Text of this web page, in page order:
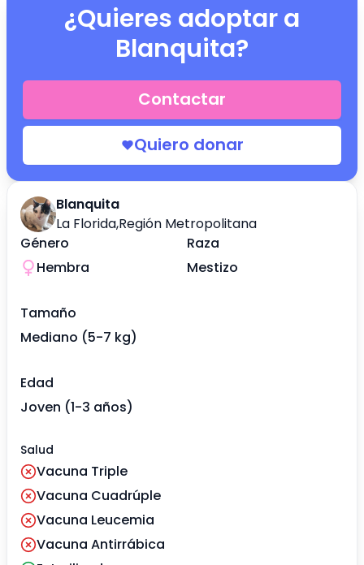
Blanquita
La Florida,Región Metropolitana
Género
Hembra
Raza
Mestizo
Tamaño
Mediano (5-7 kg)
Edad
Joven (1-3 años)
Salud
Vacuna Triple
Vacuna Cuadrúple
Vacuna Leucemia
Vacuna Antirrábica
¿Quieres adoptar a
Blanquita?
Contactar
Quiero donar